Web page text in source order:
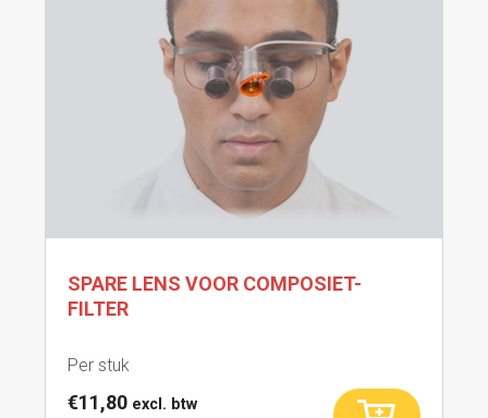
SPARE LENS VOOR COMPOSIET-
FILTER
Per stuk
€11,80 excl. btw